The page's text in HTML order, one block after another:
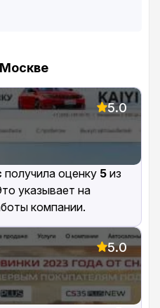
5.0
получила оценку 5 из
указывает на
компании.
5.0